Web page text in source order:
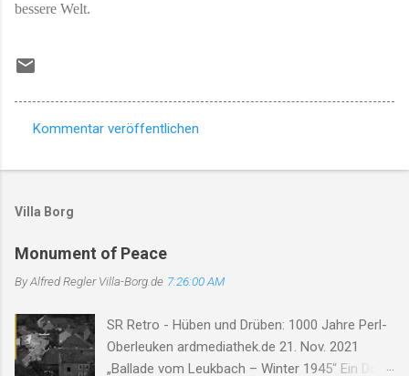
bessere Welt.
o
e
n
a
r
Kommentar veröffentlichen
Villa Borg
Monument of Peace
By Alfred ReglerVilla-Borg.de 7:26:00 AM
SR Retro - Hüben und Drüben: 1000 Jahre Perl-
Oberleuken ardmediathek.de 21. Nov. 2021
„Ballade vom Leukbach – Winter 1945“ Ein Dorf,